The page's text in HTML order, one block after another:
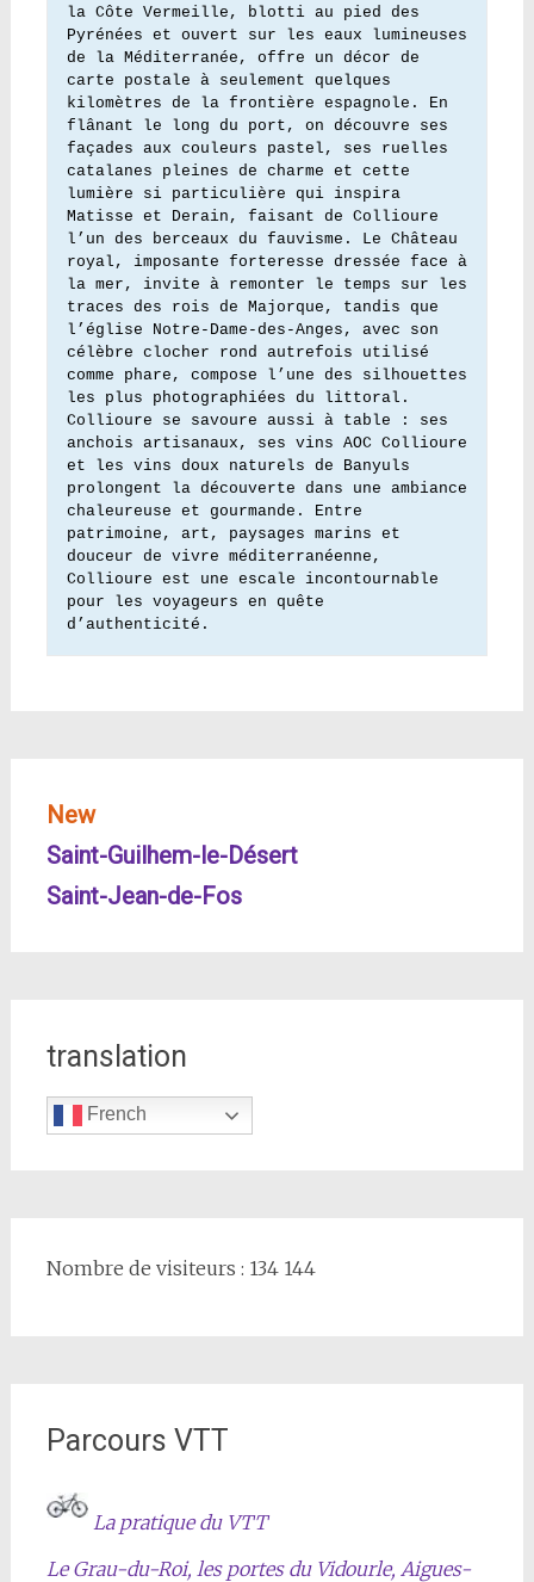
la Côte Vermeille, blotti au pied des
Pyrénées et ouvert sur les eaux lumineuses
de la Méditerranée, offre un décor de
carte postale à seulement quelques
kilomètres de la frontière espagnole. En
flânant le long du port, on découvre ses
façades aux couleurs pastel, ses ruelles
catalanes pleines de charme et cette
lumière si particulière qui inspira
Matisse et Derain, faisant de Collioure
l’un des berceaux du fauvisme. Le Château
royal, imposante forteresse dressée face à
la mer, invite à remonter le temps sur les
traces des rois de Majorque, tandis que
l’église Notre-Dame-des-Anges, avec son
célèbre clocher rond autrefois utilisé
comme phare, compose l’une des silhouettes
les plus photographiées du littoral.
Collioure se savoure aussi à table : ses
anchois artisanaux, ses vins AOC Collioure
et les vins doux naturels de Banyuls
prolongent la découverte dans une ambiance
chaleureuse et gourmande. Entre
patrimoine, art, paysages marins et
douceur de vivre méditerranéenne,
Collioure est une escale incontournable
pour les voyageurs en quête
d’authenticité.
New
Saint-Guilhem-le-Désert
Saint-Jean-de-Fos
translation
French
Nombre de visiteurs : 134 144
Parcours VTT
La pratique du VTT
Le Grau-du-Roi, les portes du Vidourle, Aigues-